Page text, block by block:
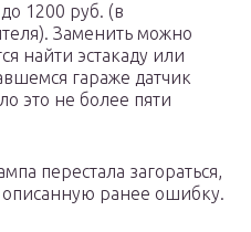
1200 руб. (в
Заменить можно
найти эстакаду или
гараже датчик
это не более пяти
перестала загораться,
ранее ошибку.